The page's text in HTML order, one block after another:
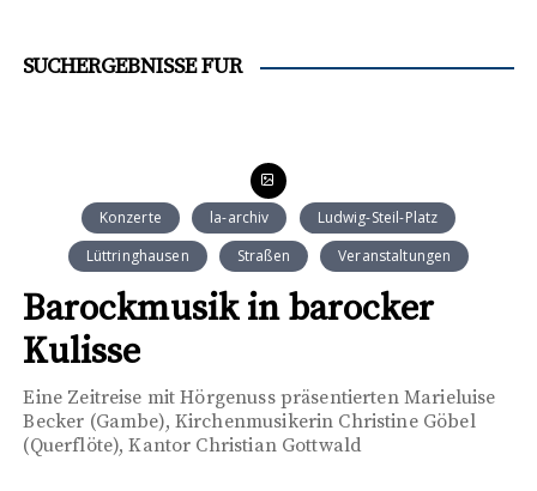
SUCHERGEBNISSE FÜR
Konzerte la-archiv
Ludwig-Steil-Platz
Lüttringhausen
Straßen Veranstaltungen
Barockmusik in barocker
Kulisse
Eine Zeitreise mit Hörgenuss präsentierten Marieluise
Becker (Gambe), Kirchenmusikerin Christine Göbel
(Querflöte), Kantor Christian Gottwald